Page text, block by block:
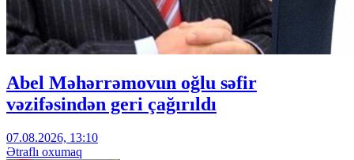
Abel Məhərrəmovun oğlu səfir
vəzifəsindən geri çağırıldı
07.08.2026, 13:10
Ətraflı oxumaq